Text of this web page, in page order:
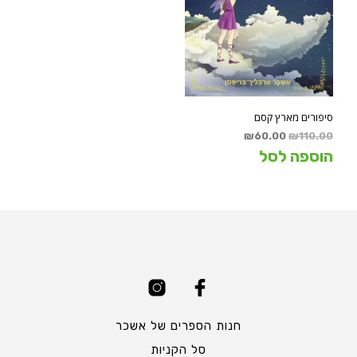
סיפורים מארץ קסם
₪110.00
המחיר
המקורי
היה:
₪60.00
המחיר
הוספה לסל
חנות הספרים של אשכר
סל הקניות